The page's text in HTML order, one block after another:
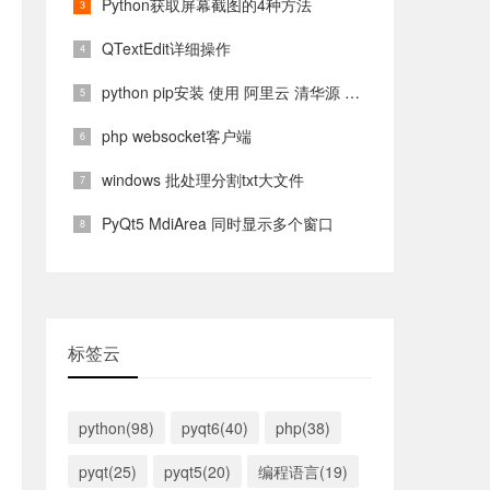
QTextEdit详细操作
python pip安装 使用 阿里云 清华源 镜像源
php websocket客户端
windows 批处理分割txt大文件
PyQt5 MdiArea 同时显示多个窗口
标签云
python(98) pyqt6(40)
php(38)
pyqt(25)
pyqt5(20)
编程语言(19)